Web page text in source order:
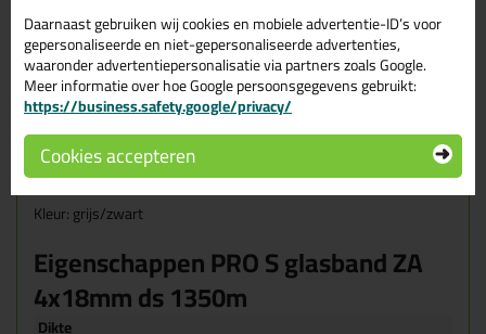
Wanneer gebruik je de PRO S Glasband ZA?
De PRO S Glasband ZA wordt veelal gebruikt voor het monteren
van glas. Door het geoctrooieerde wikkelpatroon ontaat een
stabiele rol met vlakke, nagenoeg gesloten zijkanten. Hierdoor
voldoet de PRO S Glasband ZA aan NPR 3577. Dit betekent dat
het voldoet aan de eis van waterdichtheid.
voorzien van een sterke lijmlaag. De PRO S Glasband ZA is los
verpakt ZONDER afdekfolie, hierdoor is de Glasband zeer
milieuvriendelijk.
Kleur: grijs/zwart
Eigenschappen PRO S glasband ZA
4x18mm ds 1350m
Dikte
Daarnaast gebruiken wij cookies en mobiele advertentie-ID’s voor
gepersonaliseerde en niet-gepersonaliseerde advertenties,
waaronder advertentiepersonalisatie via partners zoals Google.
Meer informatie over hoe Google persoonsgegevens gebruikt:
https://business.safety.google/privacy/
Cookies accepteren